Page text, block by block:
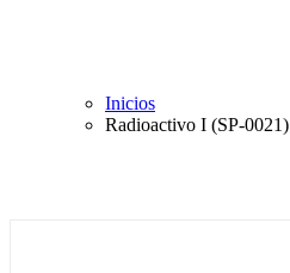
Inicios
Radioactivo I (SP-0021)